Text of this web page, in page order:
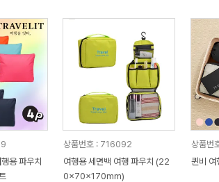
용 파우치
상품번호 : 716092
여행용 세면백 여행 파우치 (22
0x70x170mm)
상품
퀸비 여